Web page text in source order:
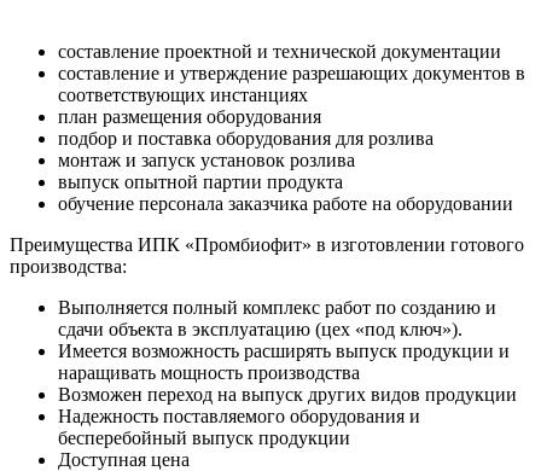
составление проектной и технической документации
составление и утверждение разрешающих документов в
соответствующих инстанциях
план размещения оборудования
подбор и поставка оборудования для розлива
монтаж и запуск установок розлива
выпуск опытной партии продукта
обучение персонала заказчика работе на оборудовании
Преимущества ИПК «Промбиофит» в изготовлении готового
производства:
Выполняется полный комплекс работ по созданию и
сдачи объекта в эксплуатацию (цех «под ключ»).
Имеется возможность расширять выпуск продукции и
наращивать мощность производства
Возможен переход на выпуск других видов продукции
Надежность поставляемого оборудования и
бесперебойный выпуск продукции
Доступная цена